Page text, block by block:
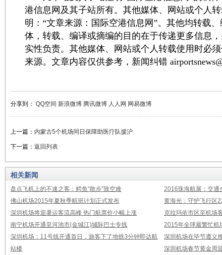
港信息网及其子站所有。其他媒体、网站或个人
明：“文章来源：国际空港信息网”。其他均转载
体，转载、编译或摘编的目的在于传递更多信息
实性负责。其他媒体、网站或个人转载使用时必
来源。文章内容仅供参考，新闻纠错
分享到： QQ空间 新浪微博 腾讯微博
上一篇： 内蒙古5个机场同日保障助医疗队援沪
下一篇： 返回列表
相关新闻
盘点飞机上的不速之客：鳄鱼“散步”致空难
2016珠海航展：交通
佛山机场2015年夏秋季航班计划正式发布
黄海光：守护飞行区
深圳机场将迎暑运客流高峰 热门航票价小幅上涨
克拉玛依市区至机场
南宁机场开通至河池市(金城江)城际巴士专线
2015年全球最繁忙机
深圳机场：11号线开通首日，旅客下了地铁3分钟即达航
站楼
深圳机场在毕节遵义
深圳机场春节黄金周